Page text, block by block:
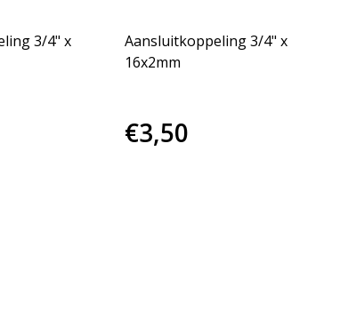
3/4" x
Aansluitkoppeling 3/4" x
16x2mm
€3,50